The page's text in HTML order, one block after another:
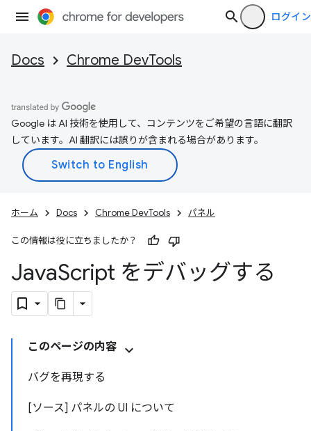
ログイン
Docs Chrome DevTools
Google は AI 技術を使用して、コンテンツをご希望の言語に翻訳
しています。AI 翻訳には誤りが含まれる場合があります。
ホーム Docs Chrome DevTools パネル
この情報は役に立ちましたか？
JavaScript をデバッグする
このページの内容
バグを再現する
[ソース] パネルの UI について